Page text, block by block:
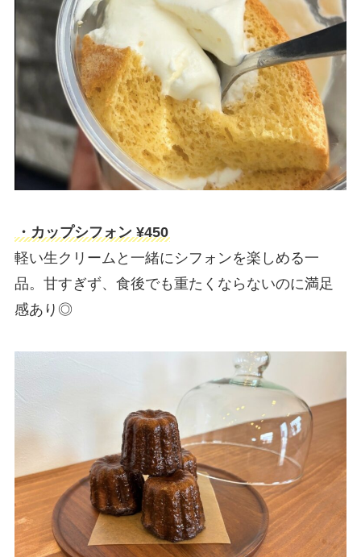
・カップシフォン ¥450
軽い生クリームと一緒にシフォンを楽しめる一
品。甘すぎず、食後でも重たくならないのに満足
感あり◎